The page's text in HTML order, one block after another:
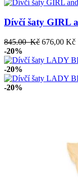
Dívčí šaty GIRL
845.00 Kč 676,00 Kč
-20%
-20%
-20%